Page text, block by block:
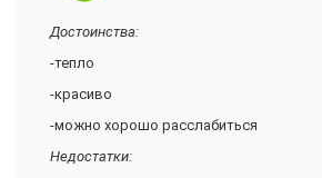
Достоинства:
-тепло
-красиво
-можно хорошо расслабиться
Недостатки: